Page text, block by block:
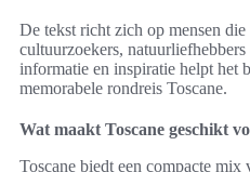
De tekst richt zich op mensen
cultuurzoekers,
informatie en inspiratie helpt het
memorabele rondreis Toscane.
Wat maakt Toscane geschikt
Toscane biedt een compacte mix